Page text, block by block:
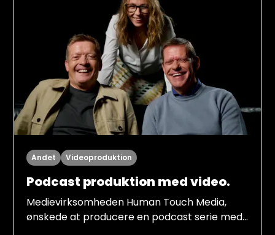
Andet Videoproduktion
Podcast produktion med video.
Medievirksomheden Human Touch Media,
ønskede at producere en podcast serie med